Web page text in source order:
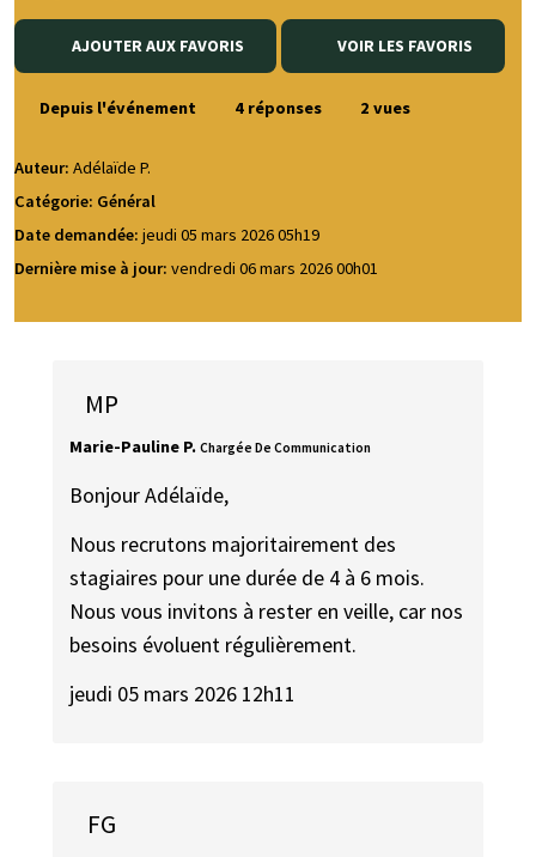
AJOUTER AUX FAVORIS VOIR LES FAVORIS
Depuis l'événement 4 réponses 2 vues
Auteur: Adélaïde P.
Catégorie: Général
Date demandée: jeudi 05 mars 2026 05h19
Dernière mise à jour: vendredi 06 mars 2026 00h01
MP
Marie-Pauline P. Chargée De Communication
Bonjour Adélaïde,
Nous recrutons majoritairement des
stagiaires pour une durée de 4 à 6 mois.
Nous vous invitons à rester en veille, car nos
besoins évoluent régulièrement.
jeudi 05 mars 2026 12h11
FG